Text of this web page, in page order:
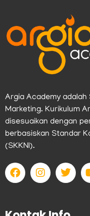
Argia Academy adalah
Marketing. Kurikulum
disesuaikan dengan
berbasiskan Standar
(SKKNI).
F
a
c
I
n
s
a
T
w
i